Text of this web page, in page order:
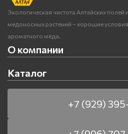
Экологическая чистота Алтайских
медоносных растений – хорошие
ароматного мёда.
О компании
Каталог
+7 (929)